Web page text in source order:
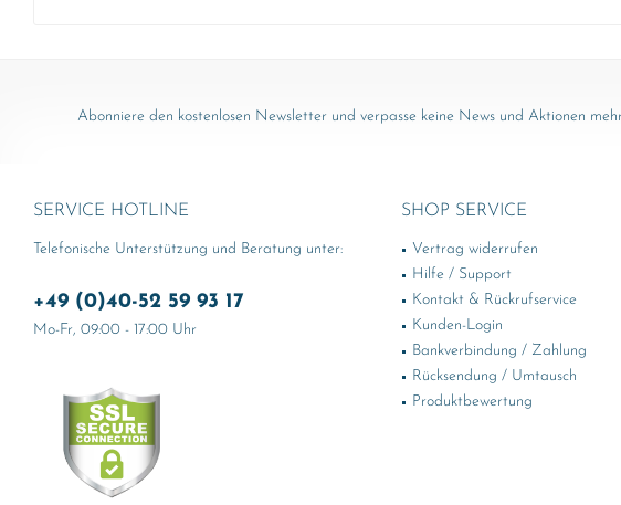
Abonniere den kostenlosen Newsletter und verpasse keine News und Aktionen
SERVICE HOTLINE
Telefonische Unterstützung und Beratung unter:
+49 (0)40-52 59 93 17
Mo-Fr, 09:00 - 17:00 Uhr
SHOP SERVICE
Vertrag widerrufen
Hilfe / Support
Kontakt & Rückrufservice
Kunden-Login
Bankverbindung / Zahlung
Rücksendung / Umtausch
Produktbewertung